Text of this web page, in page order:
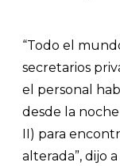
“Todo el
secretarios
el personal
desde la
II) para
alterada”, dijo